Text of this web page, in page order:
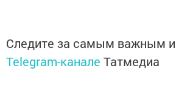
Следите за самым важным
Telegram-канале Татмедиа